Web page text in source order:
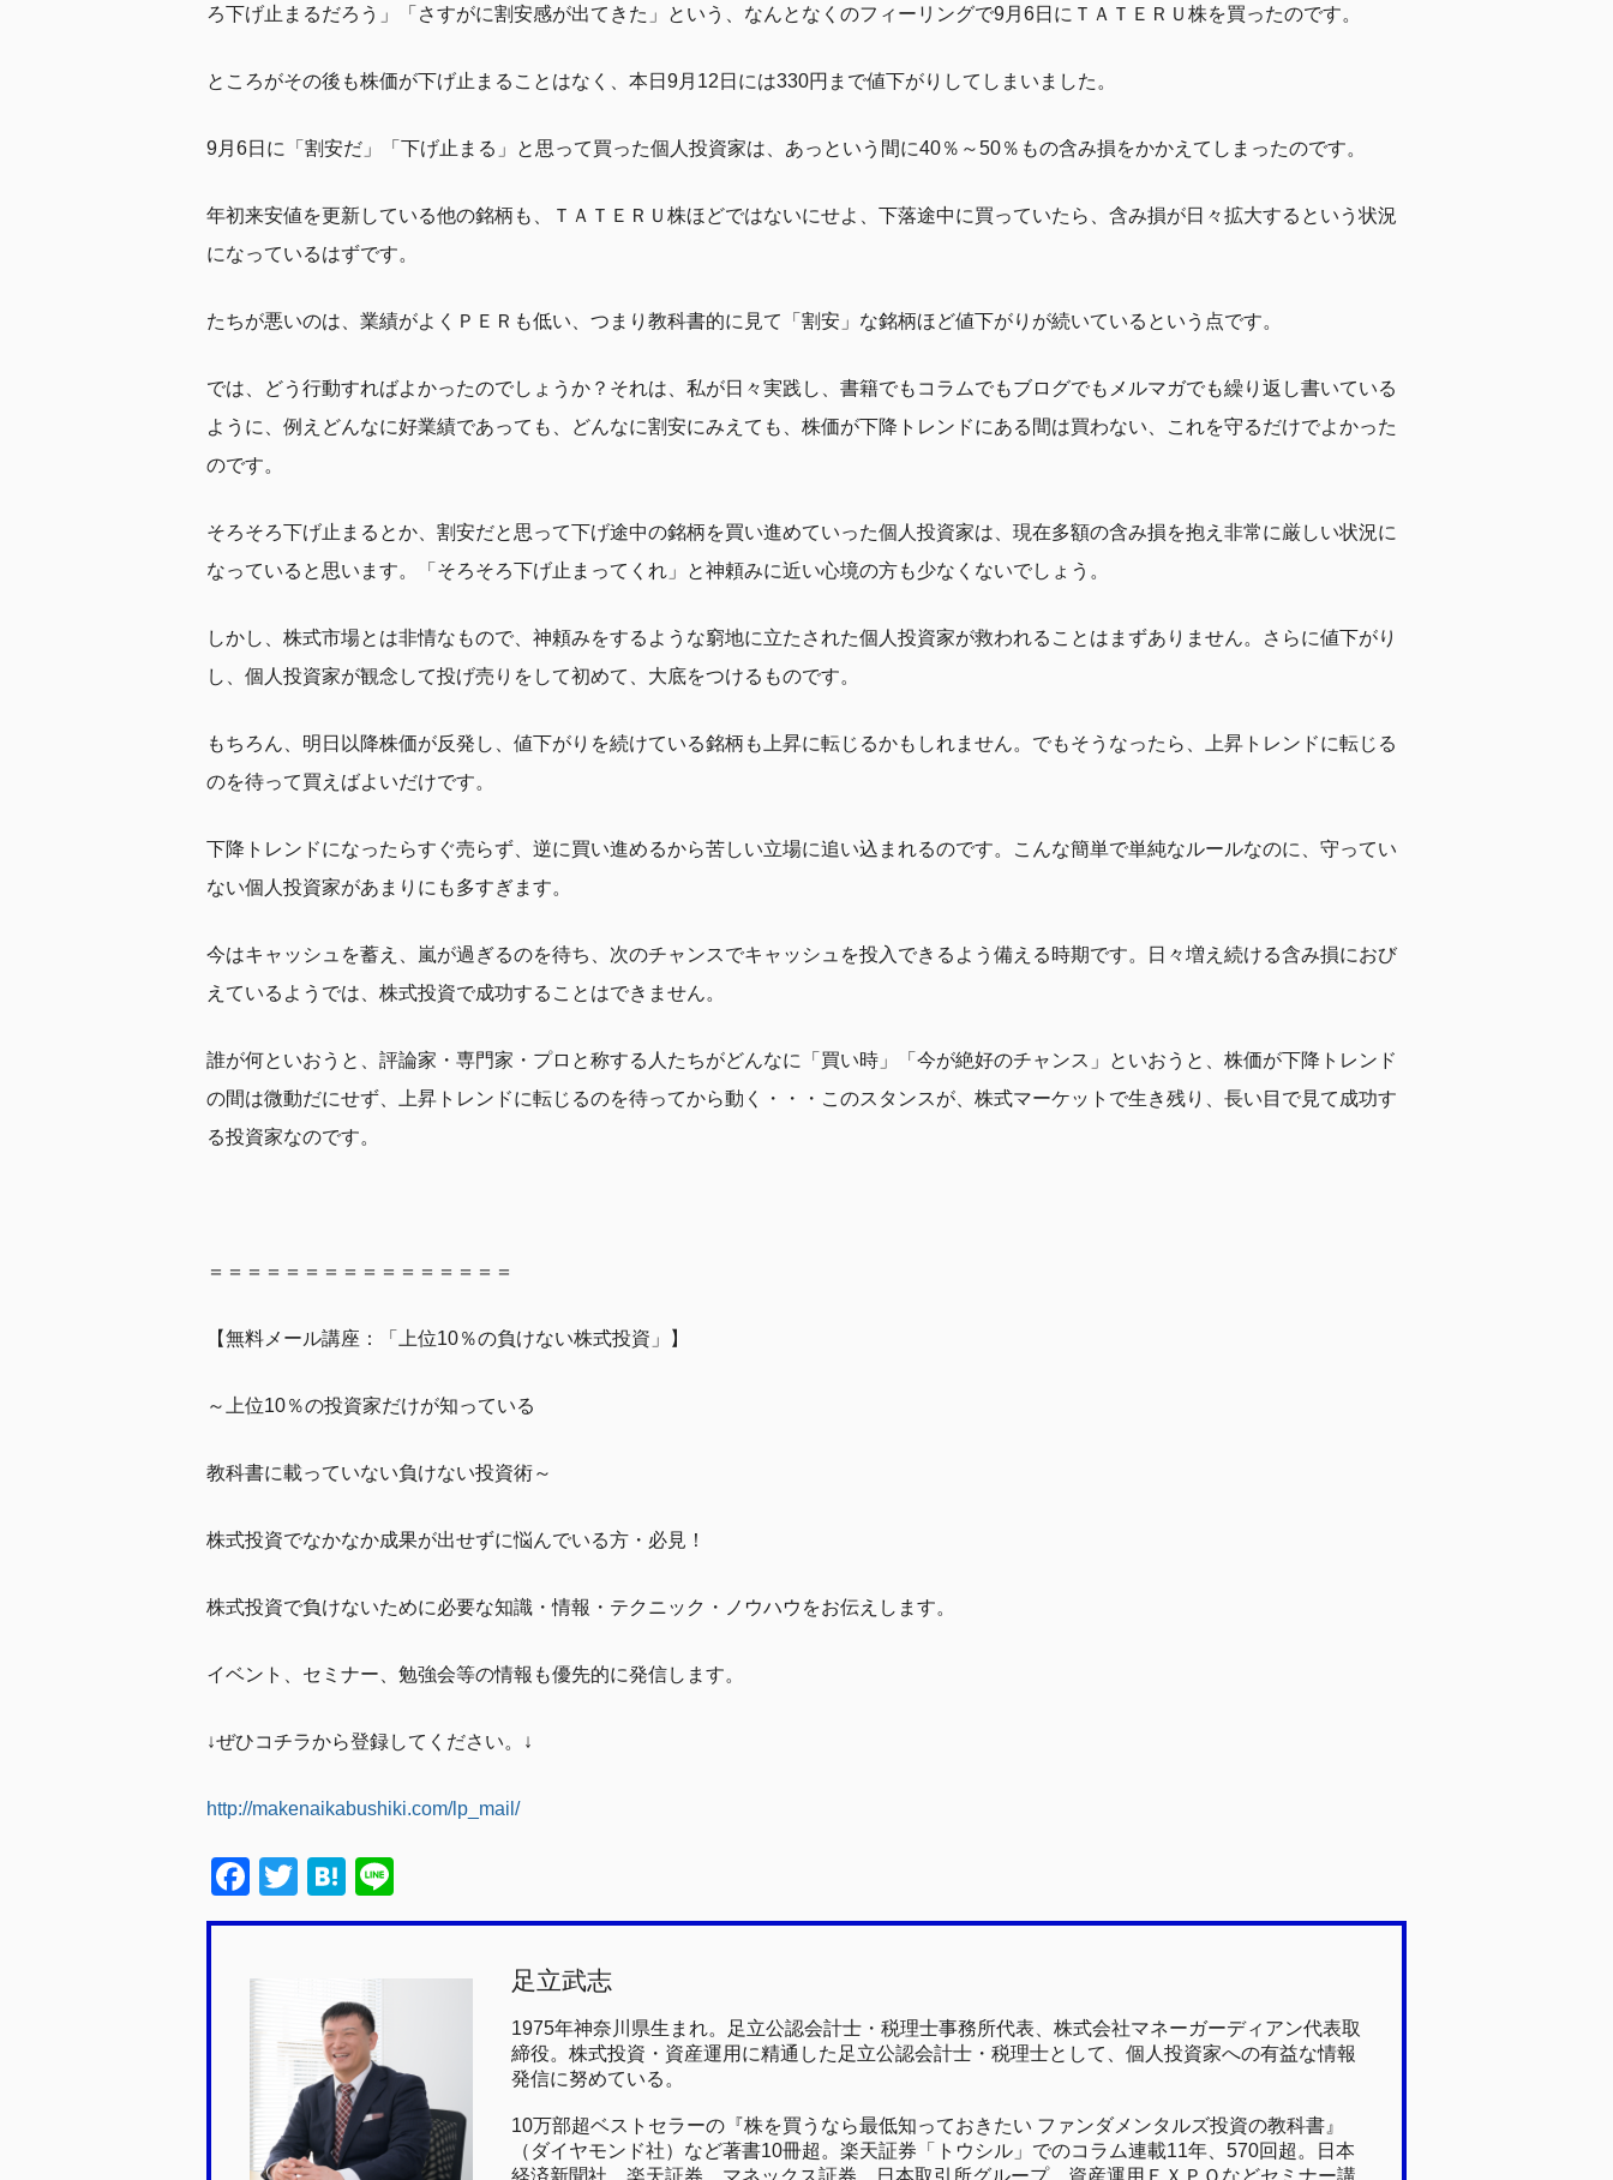
ろ下げ止まるだろう」「さすがに割安感が出てきた」という、なんとなくのフィーリングで9月6日にＴＡＴＥＲＵ株を買ったのです。
ところがその後も株価が下げ止まることはなく、本日9月12日には330円まで値下がりしてしまいました。
9月6日に「割安だ」「下げ止まる」と思って買った個人投資家は、あっという間に40％～50％もの含み損をかかえてしまったのです。
年初来安値を更新している他の銘柄も、ＴＡＴＥＲＵ株ほどではないにせよ、下落途中に買っていたら、含み損が日々拡大するという状況
になっているはずです。
たちが悪いのは、業績がよくＰＥＲも低い、つまり教科書的に見て「割安」な銘柄ほど値下がりが続いているという点です。
では、どう行動すればよかったのでしょうか？それは、私が日々実践し、書籍でもコラムでもブログでもメルマガでも繰り返し書いている
ように、例えどんなに好業績であっても、どんなに割安にみえても、株価が下降トレンドにある間は買わない、これを守るだけでよかった
のです。
そろそろ下げ止まるとか、割安だと思って下げ途中の銘柄を買い進めていった個人投資家は、現在多額の含み損を抱え非常に厳しい状況に
なっていると思います。「そろそろ下げ止まってくれ」と神頼みに近い心境の方も少なくないでしょう。
しかし、株式市場とは非情なもので、神頼みをするような窮地に立たされた個人投資家が救われることはまずありません。さらに値下がり
し、個人投資家が観念して投げ売りをして初めて、大底をつけるものです。
もちろん、明日以降株価が反発し、値下がりを続けている銘柄も上昇に転じるかもしれません。でもそうなったら、上昇トレンドに転じる
のを待って買えばよいだけです。
下降トレンドになったらすぐ売らず、逆に買い進めるから苦しい立場に追い込まれるのです。こんな簡単で単純なルールなのに、守ってい
ない個人投資家があまりにも多すぎます。
今はキャッシュを蓄え、嵐が過ぎるのを待ち、次のチャンスでキャッシュを投入できるよう備える時期です。日々増え続ける含み損におび
えているようでは、株式投資で成功することはできません。
誰が何といおうと、評論家・専門家・プロと称する人たちがどんなに「買い時」「今が絶好のチャンス」といおうと、株価が下降トレンド
の間は微動だにせず、上昇トレンドに転じるのを待ってから動く・・・このスタンスが、株式マーケットで生き残り、長い目で見て成功す
る投資家なのです。
＝＝＝＝＝＝＝＝＝＝＝＝＝＝＝＝
【無料メール講座：「上位10％の負けない株式投資」】
～上位10％の投資家だけが知っている
教科書に載っていない負けない投資術～
株式投資でなかなか成果が出せずに悩んでいる方・必見！
株式投資で負けないために必要な知識・情報・テクニック・ノウハウをお伝えします。
イベント、セミナー、勉強会等の情報も優先的に発信します。
↓ぜひコチラから登録してください。↓
http://makenaikabushiki.com/lp_mail/
F
a
e
b
o
o
k
T
wi
H
at
n
a
n
足立武志
1975年神奈川県生まれ。足立公認会計士・税理士事務所代表、株式会社マネーガーディアン代表取
締役。株式投資・資産運用に精通した足立公認会計士・税理士として、個人投資家への有益な情報
発信に努めている。
10万部超ベストセラーの『株を買うなら最低知っておきたい ファンダメンタルズ投資の教科書』
（ダイヤモンド社）など著書10冊超。楽天証券「トウシル」でのコラム連載11年、570回超。日本